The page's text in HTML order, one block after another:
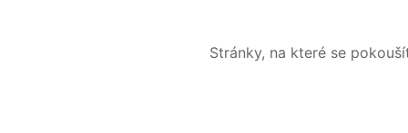
Stránky, na které se